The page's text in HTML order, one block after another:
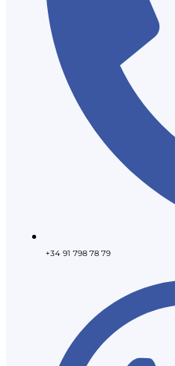
+34 91 798 78 79